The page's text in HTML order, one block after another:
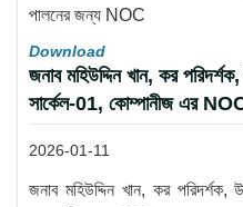
পালনের জন্য NOC
Download
জনাব মহিউদ্দিন খান, কর
সার্কেল-01, কোম্পানীজ এর
2026-01-11
জনাব মহিউদ্দিন খান, কর পরিদর্শক,